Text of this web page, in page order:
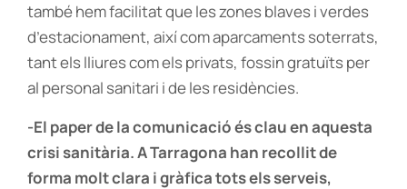
també hem facilitat que les zones blaves i verdes
d’estacionament, així com aparcaments soterrats,
tant els lliures com els privats, fossin gratuïts per
al personal sanitari i de les residències.
-El paper de la comunicació és clau en aquesta
crisi sanitària. A Tarragona han recollit de
forma molt clara i gràfica tots els serveis,